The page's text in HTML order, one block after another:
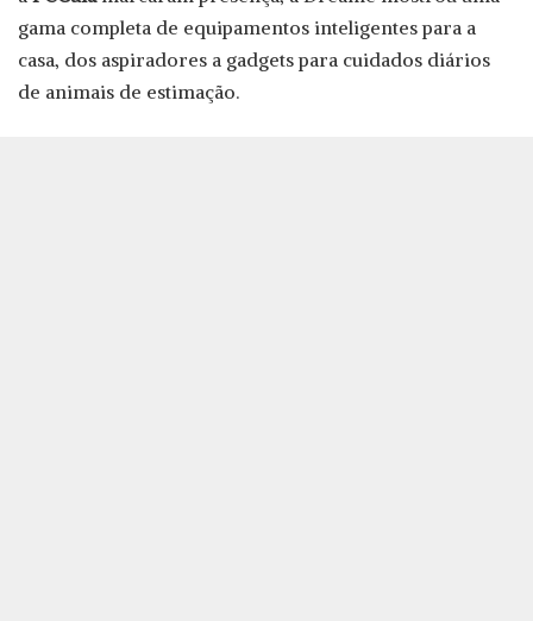
gama completa de equipamentos inteligentes para a
casa, dos aspiradores a gadgets para cuidados diários
de animais de estimação.